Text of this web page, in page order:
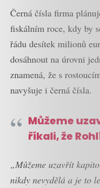
Černá čísla firma
fiskálním roce, kdy by
řádu desítek milionů
dosáhnout na úrovni
znamená, že s
navyšuje i černá čísla.
Můžeme
říkali, že
„Můžeme uzavřít
nikdy nevydělá a je to